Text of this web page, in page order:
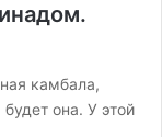
камбала,
она. У этой